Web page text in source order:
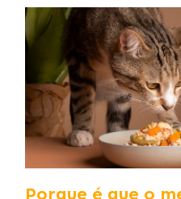
Porque é que o